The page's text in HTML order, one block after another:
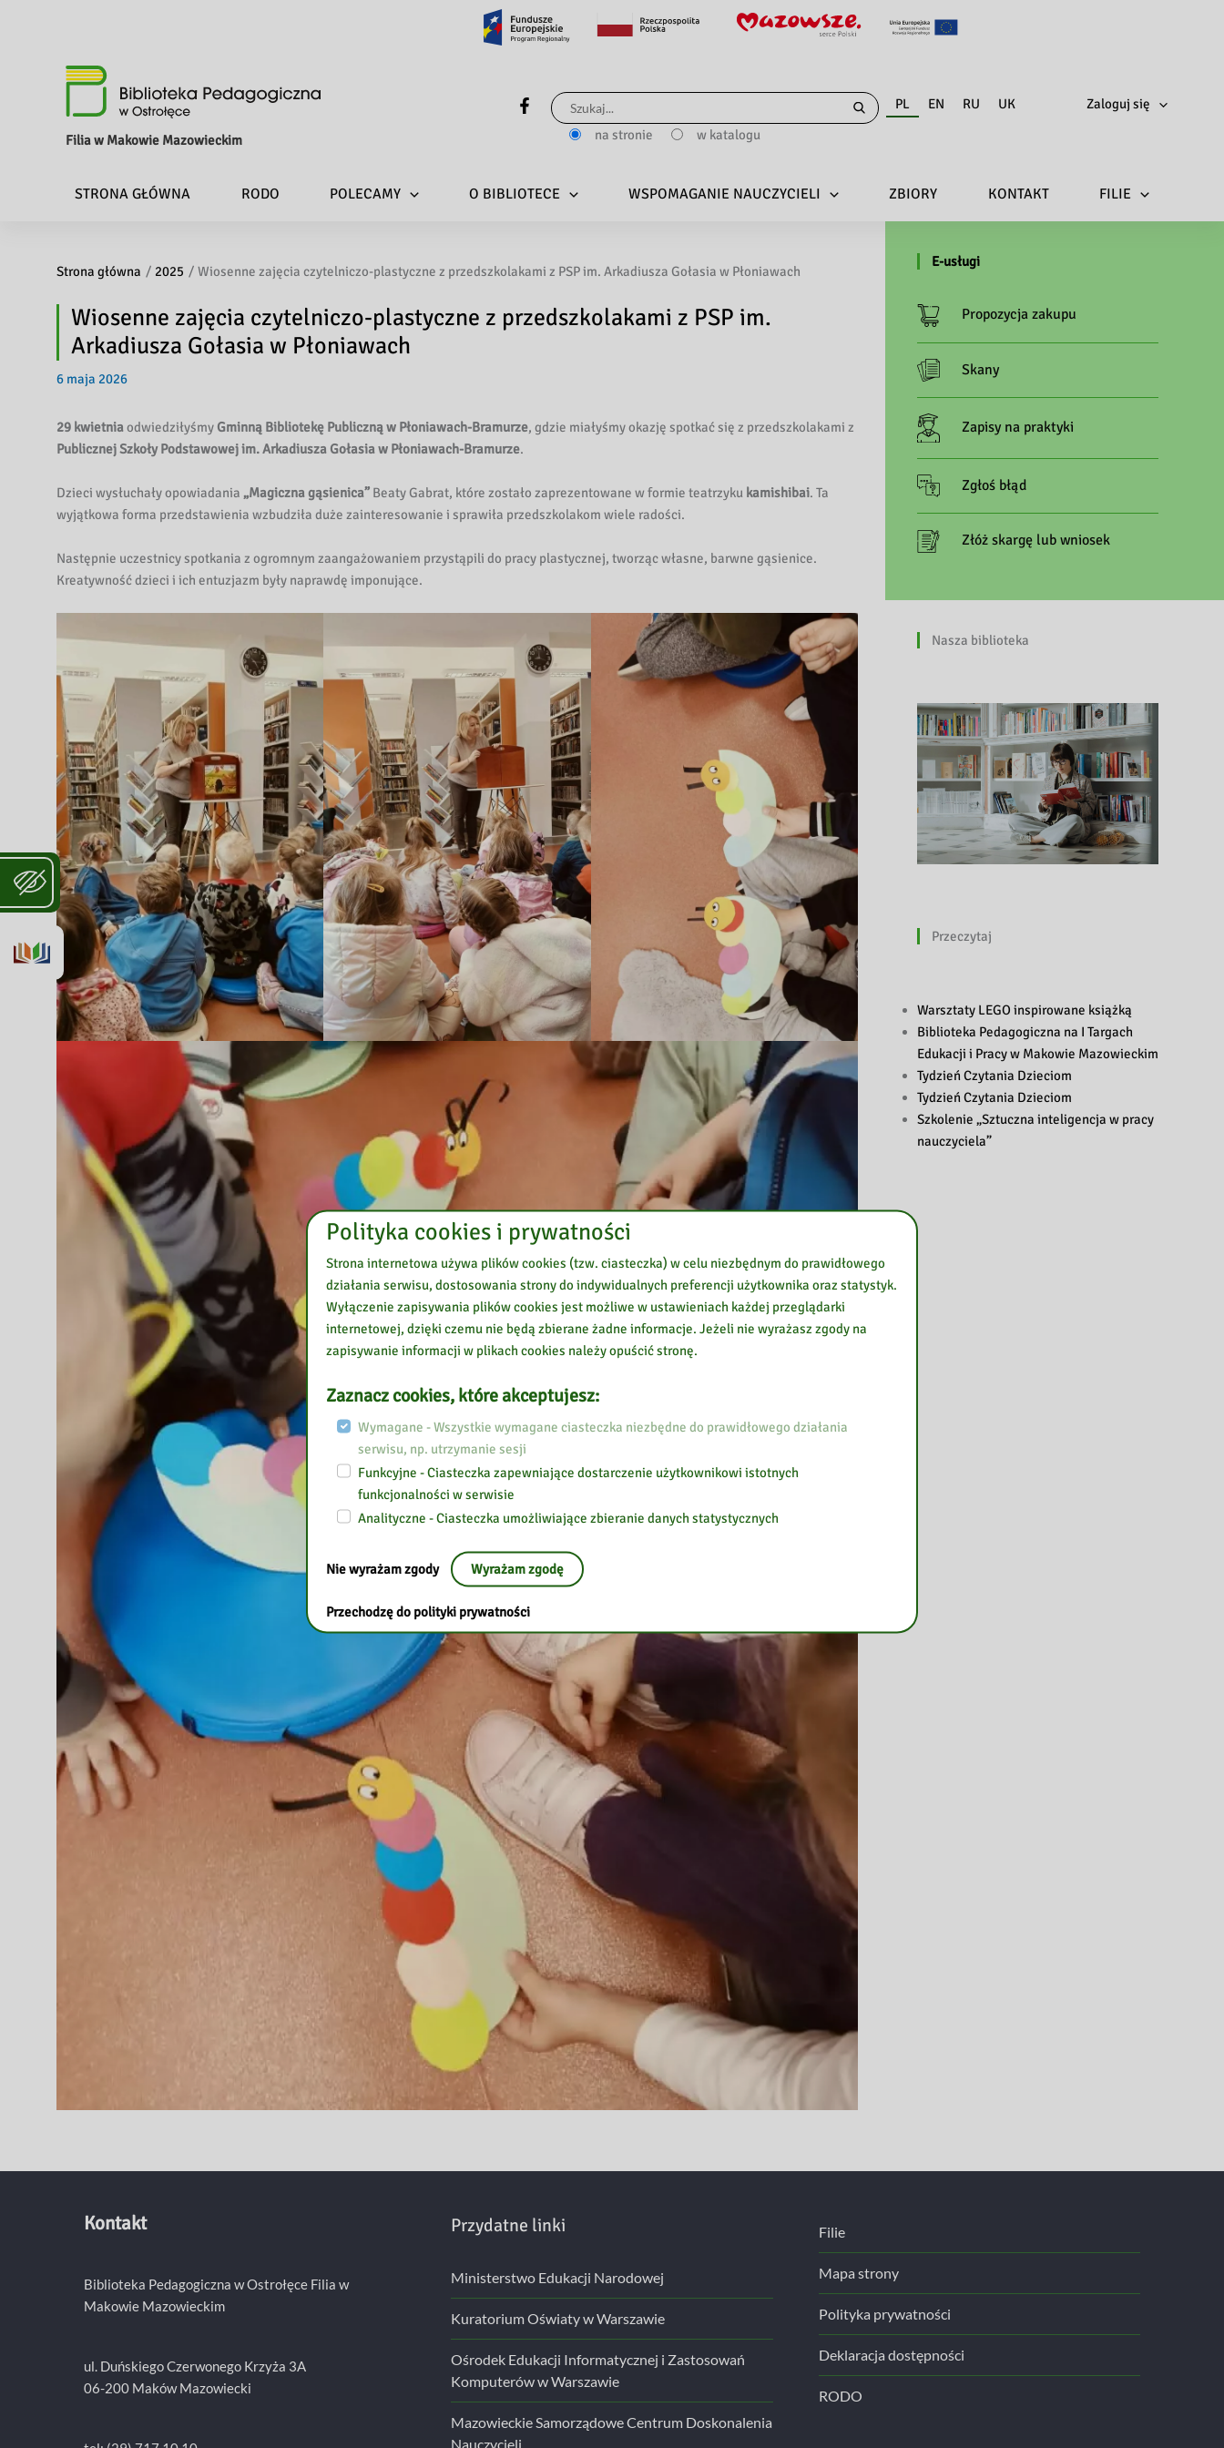
Filia w Makowie Mazowieckim
Szukaj
dla:
na stronie w katalogu
PL EN RU UK Zaloguj się
STRONA GŁÓWNA RODO POLECAMY O BIBLIOTECE WSPOMAGANIE NAUCZYCIELI ZBIORY KONTAKT FILIE
Strona główna 2025 Wiosenne zajęcia czytelniczo-plastyczne z przedszkolakami z PSP im. Arkadiusza Gołasia w Płoniawach
Wiosenne zajęcia czytelniczo-plastyczne z przedszkolakami z PSP im.
Arkadiusza Gołasia w Płoniawach
6 maja 2026
29 kwietniaodwiedziłyśmy Gminną Bibliotekę Publiczną w Płoniawach-Bramurze, gdzie miałyśmy okazję spotkać się z przedszkolakami z
Publicznej Szkoły Podstawowej im. Arkadiusza Gołasia w Płoniawach-Bramurze.
Dzieci wysłuchały opowiadania „Magiczna gąsienica” Beaty Gabrat, które zostało zaprezentowane w formie teatrzyku kamishibai. Ta
wyjątkowa forma przedstawienia wzbudziła duże zainteresowanie i sprawiła przedszkolakom wiele radości.
Następnie uczestnicy spotkania z ogromnym zaangażowaniem przystąpili do pracy plastycznej, tworząc własne, barwne gąsienice.
Kreatywność dzieci i ich entuzjazm były naprawdę imponujące.
E-usługi
Propozycja zakupu
Skany
Zapisy na praktyki
Zgłoś błąd
Złóż skargę lub wniosek
Nasza biblioteka
Przeczytaj
Warsztaty LEGO inspirowane książką
Biblioteka Pedagogiczna na I Targach
Edukacji i Pracy w Makowie Mazowieckim
Tydzień Czytania Dzieciom
Tydzień Czytania Dzieciom
Szkolenie „Sztuczna inteligencja w pracy
nauczyciela”
Kontakt
Biblioteka Pedagogiczna w Ostrołęce Filia w
Makowie Mazowieckim
ul. Duńskiego Czerwonego Krzyża 3A
06-200 Maków Mazowiecki
Przydatne linki
Ministerstwo Edukacji Narodowej
Kuratorium Oświaty w Warszawie
Ośrodek Edukacji Informatycznej i Zastosowań
Komputerów w Warszawie
Mazowieckie Samorządowe Centrum Doskonalenia
Nauczycieli
Filie
Mapa strony
Polityka prywatności
Deklaracja dostępności
RODO
Polityka cookies i prywatności
Strona internetowa używa plików cookies (tzw. ciasteczka) w celu niezbędnym do prawidłowego
działania serwisu, dostosowania strony do indywidualnych preferencji użytkownika oraz statystyk.
Wyłączenie zapisywania plików cookies jest możliwe w ustawieniach każdej przeglądarki
internetowej, dzięki czemu nie będą zbierane żadne informacje. Jeżeli nie wyrażasz zgody na
zapisywanie informacji w plikach cookies należy opuścić stronę.
Zaznacz cookies, które akceptujesz:
Wymagane - Wszystkie wymagane ciasteczka niezbędne do prawidłowego działania
serwisu, np. utrzymanie sesji
Funkcyjne - Ciasteczka zapewniające dostarczenie użytkownikowi istotnych
funkcjonalności w serwisie
Analityczne - Ciasteczka umożliwiające zbieranie danych statystycznych
Nie wyrażam zgody Wyrażam zgodę
Przechodzę do polityki prywatności